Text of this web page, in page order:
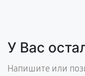
У Вас
Напишите или